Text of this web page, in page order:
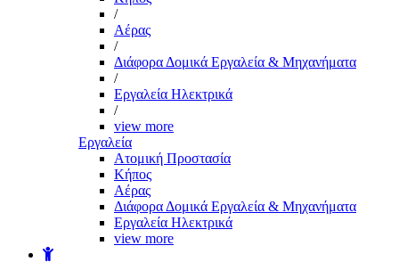
/
Αέρας
/
Διάφορα Δομικά Εργαλεία & Μηχανήματα
/
Εργαλεία Ηλεκτρικά
/
view more
Εργαλεία
Aτομική Προστασία
Kήπος
Αέρας
Διάφορα Δομικά Εργαλεία & Μηχανήματα
Εργαλεία Ηλεκτρικά
view more